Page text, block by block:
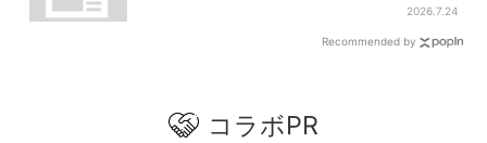
2026.7.24
Recommended by
コラボPR